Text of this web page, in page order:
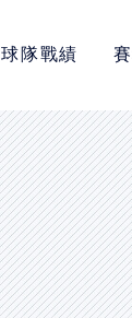
球隊戰績
隱私權政
網站使用
LINK
教育部體